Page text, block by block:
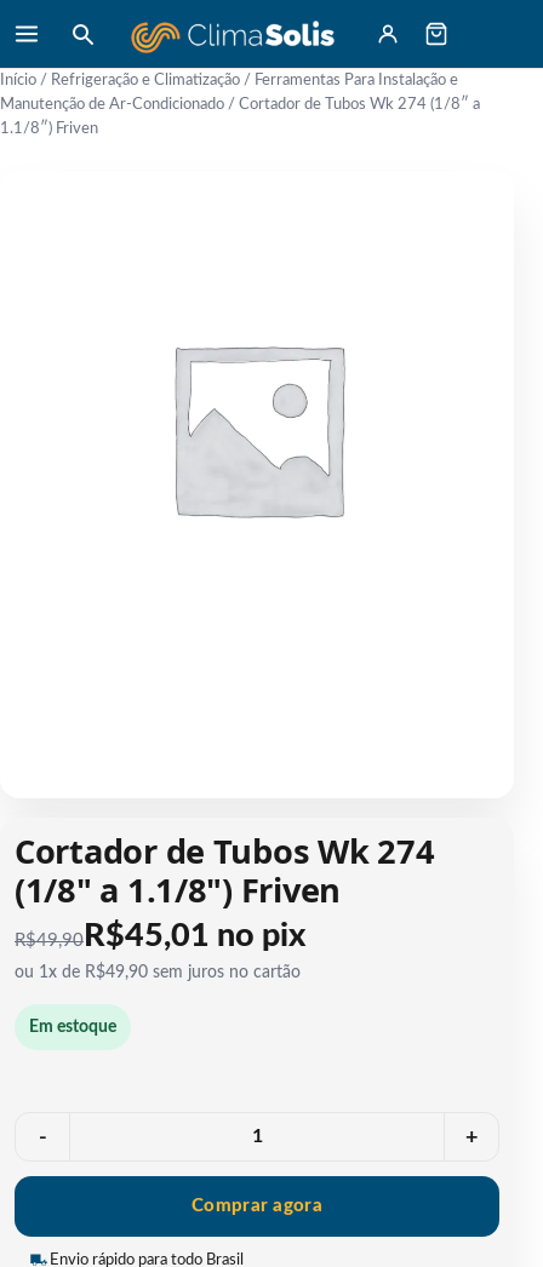
Início / Refrigeração e Climatização / Ferramentas Para Instalação e
Manutenção de Ar-Condicionado / Cortador de Tubos Wk 274 (1/8″ a
1.1/8″) Friven
Cortador de Tubos Wk 274
(1/8" a 1.1/8") Friven
R$49,90 R$45,01 no pix
ou 1x de R$49,90 sem juros no cartão
Em estoque
- +
Comprar agora
Envio rápido para todo Brasil